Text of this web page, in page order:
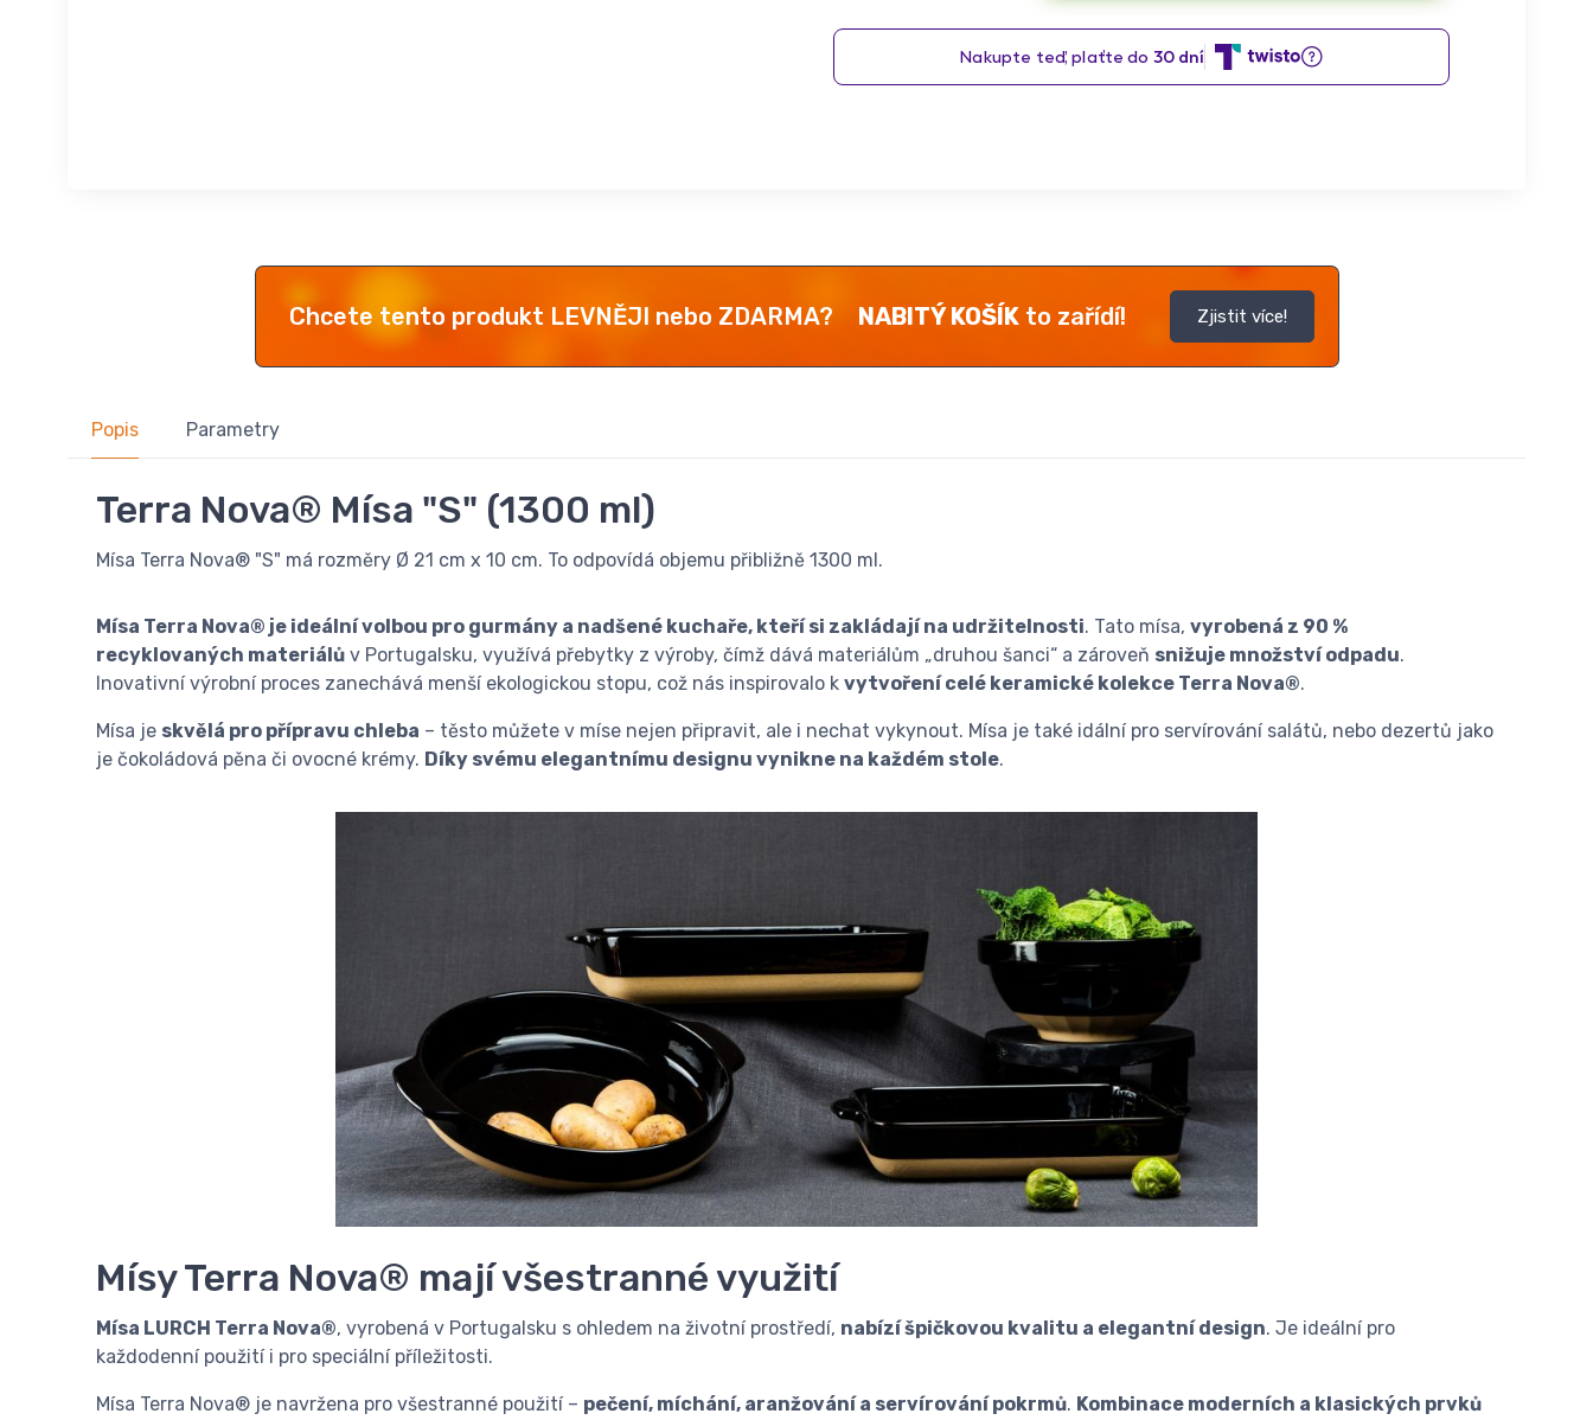
Chcete tento produkt LEVNĚJI nebo ZDARMA? NABITÝ KOŠÍKto zařídí! Zjistit více!
Popis Parametry
Terra Nova® Mísa "S" (1300 ml)
Mísa Terra Nova® "S" má rozměry Ø 21 cm x 10 cm. To odpovídá objemu přibližně 1300 ml.
Mísa Terra Nova® je ideální volbou pro gurmány a nadšené kuchaře, kteří si zakládají na udržitelnosti. Tato mísa, vyrobená z 90 %
recyklovaných materiálů v Portugalsku, využívá přebytky z výroby, čímž dává materiálům „druhou šanci“ a zároveň snižuje množství odpadu.
Inovativní výrobní proces zanechává menší ekologickou stopu, což nás inspirovalo k vytvoření celé keramické kolekce Terra Nova®.
Mísa je skvělá pro přípravu chleba – těsto můžete v míse nejen připravit, ale i nechat vykynout. Mísa je také idální pro servírování salátů, nebo dezertů jako
je čokoládová pěna či ovocné krémy. Díky svému elegantnímu designu vynikne na každém stole.
Mísy Terra Nova® mají všestranné využití
Mísa LURCH Terra Nova®, vyrobená v Portugalsku s ohledem na životní prostředí, nabízí špičkovou kvalitu a elegantní design. Je ideální pro
každodenní použití i pro speciální příležitosti.
Mísa Terra Nova® je navržena pro všestranné použití – pečení, míchání, aranžování a servírování pokrmů. Kombinace moderních a klasických prvků